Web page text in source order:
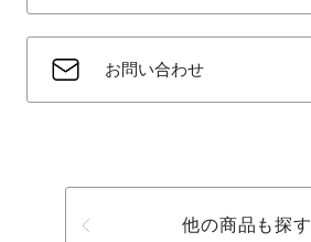
お問い合わせ
他の商品も探す